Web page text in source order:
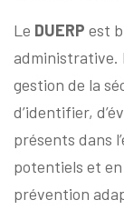
Le DUERP est
administrative.
gestion de la
d’identifier,
présents dans
potentiels et
prévention